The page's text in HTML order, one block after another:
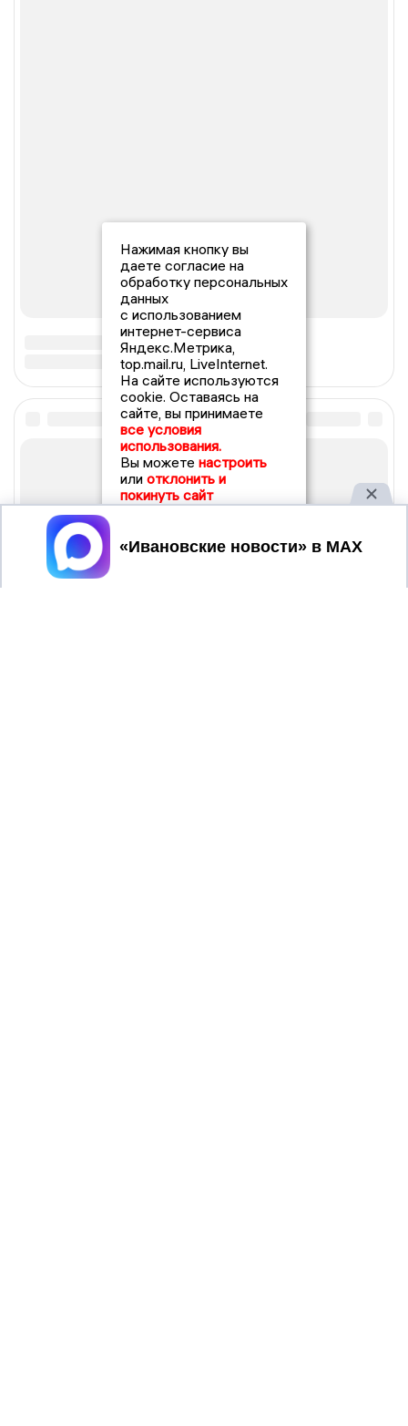
Нажимая кнопку вы
даете согласие на
обработку персональных
данных
с использованием
интернет-сервиса
Яндекс.Метрика,
top.mail.ru, LiveInternet.
На сайте используются
cookie. Оставаясь на
сайте, вы принимаете
все условия
использования.
Вы можете настроить
или отклонить и
покинуть сайт
Принять